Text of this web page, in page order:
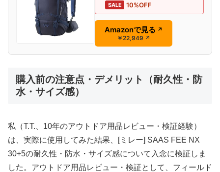
SALE 10%OFF
Amazonで見る ↗
￥22,949 ↗
購入前の注意点・デメリット（耐久性・防
水・サイズ感）
私（T.T.、10年のアウトドア用品レビュー・検証経験）
は、実際に使用してみた結果、[ミレー] SAAS FEE NX
30+5の耐久性・防水・サイズ感について入念に検証しま
した。アウトドア用品レビュー・検証として、フィールド